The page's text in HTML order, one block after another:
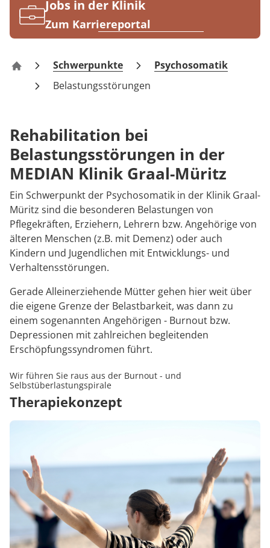
Karriere
Jobs in der Klinik
Zum Karriereportal
Klinik Graal-Müritz
Schwerpunkte
Psychosomatik
Belastungsstörungen
Rehabilitation bei
Belastungsstörungen in der
MEDIAN Klinik Graal-Müritz
Ein Schwerpunkt der Psychosomatik in der Klinik Graal-
Müritz sind die besonderen Belastungen von
Pflegekräften, Erziehern, Lehrern bzw. Angehörige von
älteren Menschen (z.B. mit Demenz) oder auch
Kindern und Jugendlichen mit Entwicklungs- und
Verhaltensstörungen.
Gerade Alleinerziehende Mütter gehen hier weit über
die eigene Grenze der Belastbarkeit, was dann zu
einem sogenannten Angehörigen - Burnout bzw.
Depressionen mit zahlreichen begleitenden
Erschöpfungssyndromen führt.
Wir führen Sie raus aus der Burnout - und
Selbstüberlastungspirale
Therapiekonzept